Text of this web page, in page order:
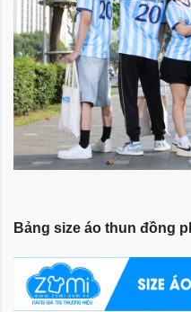
Bảng size áo thun đồng